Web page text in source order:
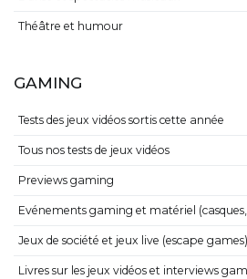
Théâtre et humour
GAMING
Tests des jeux vidéos sortis cette année
Tous nos tests de jeux vidéos
Previews gaming
Evénements gaming et matériel
Jeux de société et jeux live (escape games)
Livres sur les jeux vidéos et interviews